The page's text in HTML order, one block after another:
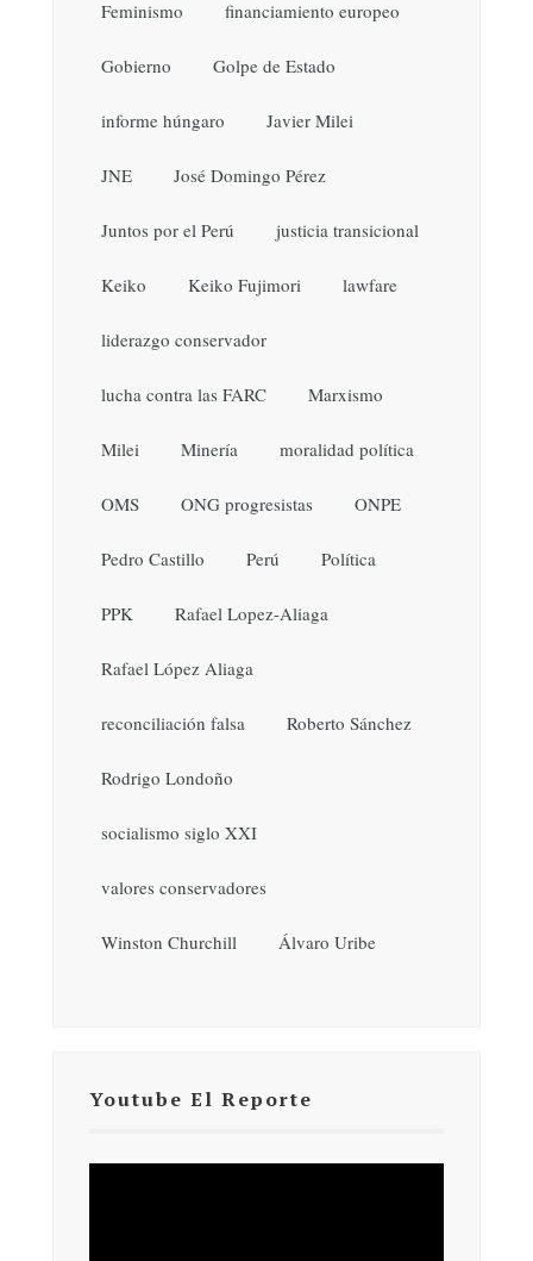
Feminismo financiamiento europeo
Gobierno Golpe de Estado
informe húngaro Javier Milei
JNE José Domingo Pérez
Juntos por el Perú justicia transicional
Keiko Keiko Fujimori lawfare
liderazgo conservador
lucha contra las FARC Marxismo
Milei Minería moralidad política
OMS ONG progresistas ONPE
Pedro Castillo Perú Política
PPK Rafael Lopez-Aliaga
Rafael López Aliaga
reconciliación falsa Roberto Sánchez
Rodrigo Londoño
socialismo siglo XXI
valores conservadores
Winston Churchill Álvaro Uribe
Youtube El Reporte